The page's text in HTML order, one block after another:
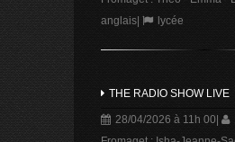
anglais| lycée
THE RADIO SHOW LIVE
28/04/2026 à 11h 00